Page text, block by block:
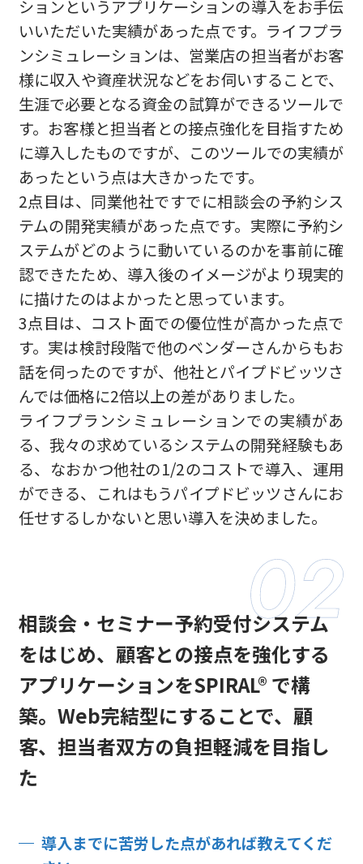
ションというアプリケーションの導入をお手伝
いいただいた実績があった点です。ライフプラ
ンシミュレーションは、営業店の担当者がお客
様に収入や資産状況などをお伺いすることで、
生涯で必要となる資金の試算ができるツールで
す。お客様と担当者との接点強化を目指すため
に導入したものですが、このツールでの実績が
あったという点は大きかったです。
2点目は、同業他社ですでに相談会の予約シス
テムの開発実績があった点です。実際に予約シ
ステムがどのように動いているのかを事前に確
認できたため、導入後のイメージがより現実的
に描けたのはよかったと思っています。
3点目は、コスト面での優位性が高かった点で
す。実は検討段階で他のベンダーさんからもお
話を伺ったのですが、他社とパイプドビッツさ
んでは価格に2倍以上の差がありました。
ライフプランシミュレーションでの実績があ
る、我々の求めているシステムの開発経験もあ
る、なおかつ他社の1/2のコストで導入、運用
ができる、これはもうパイプドビッツさんにお
任せするしかないと思い導入を決めました。
相談会・セミナー予約受付システム
をはじめ、顧客との接点を強化する
アプリケーションをSPIRAL® で構
築。Web完結型にすることで、顧
客、担当者双方の負担軽減を目指し
た
導入までに苦労した点があれば教えてくだ